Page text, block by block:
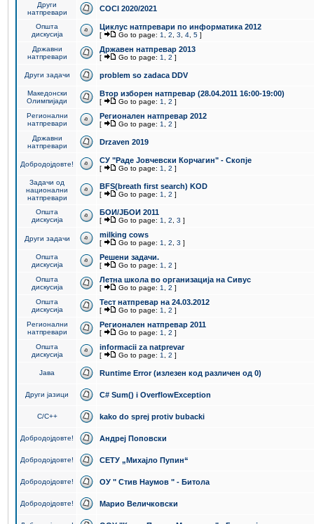
Други
натпревари
COCI 2020/2021
Општа
дискусија
Циклус натпревари по информатика 2012
[ Go to page: 1 2 3 4 5 ]
Државни
натпревари
Државен натпревар 2013
[ Go to page: 1 2 ]
Други задачи problem so zadaca DDV
Македонски
Олимпијади
Втор изборен натпревар (28.04.2011 16:00-19:00)
[ Go to page: 1 2 ]
Регионални
натпревари
Регионален натпревар 2012
[ Go to page: 1 2 ]
Државни
натпревари
Drzaven 2019
Добродојдовте! СУ "Раде Јовчевски Корчагин" - Скопје
[ Go to page: 1 2 ]
Задачи од
национални
натпревари
BFS(breath first search) KOD
[ Go to page: 1 2 ]
Општа
дискусија
БОИ/ЈБОИ 2011
[ Go to page: 1 2 3 ]
Други задачи milking cows
[ Go to page: 1 2 3 ]
Општа
дискусија
Решени задачи.
[ Go to page: 1 2 ]
Општа
дискусија
Летна школа во организација на Сивус
[ Go to page: 1 2 ]
Општа
дискусија
Тест натпревар на 24.03.2012
[ Go to page: 1 2 ]
Регионални
натпревари
Регионален натпревар 2011
[ Go to page: 1 2 ]
Општа
дискусија
informacii za natprevar
[ Go to page: 1 2 ]
Јава Runtime Error (излезен код различен од 0)
Други јазици C# Sum() i OverflowException
C/C++ kako do sprej protiv bubacki
Добродојдовте! Андреј Поповски
Добродојдовте! СЕТУ „Михајло Пупин“
Добродојдовте! ОУ " Стив Наумов " - Битола
Добродојдовте! Марио Величковски